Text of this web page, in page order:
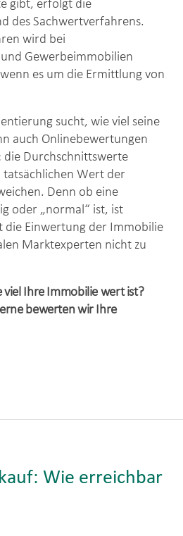
gibt, erfolgt die
des Sachwertverfahrens.
wird bei
Gewerbeimmobilien
es um die Ermittlung von
sucht, wie viel seine
auch Onlinebewertungen
Durchschnittswerte
Wert der
Denn ob eine
oder „normal“ ist, ist
die Einwertung der Immobilie
Marktexperten nicht zu
viel Ihre Immobilie wert ist?
bewerten wir Ihre
Wie erreichbar